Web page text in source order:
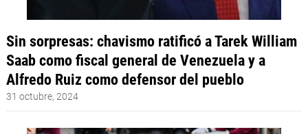
Sin sorpresas: chavismo ratificó a Tarek William
Saab como fiscal general de Venezuela y a
Alfredo Ruiz como defensor del pueblo
31 octubre, 2024